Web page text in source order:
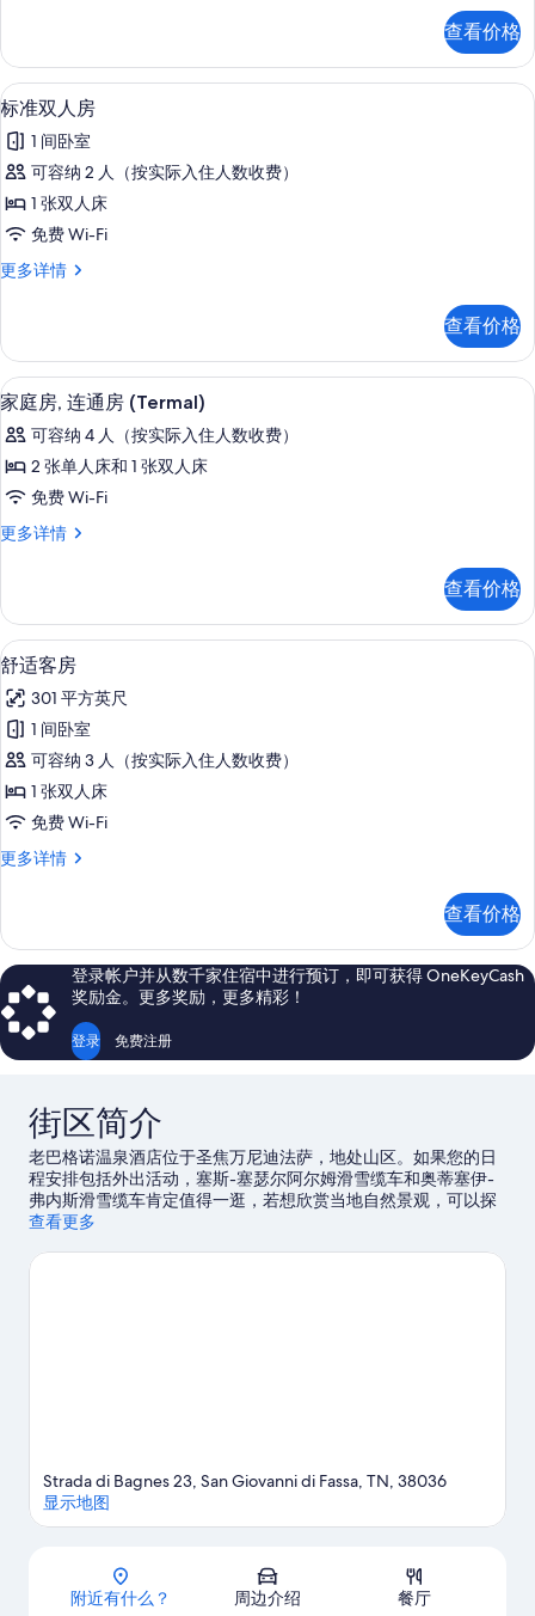
有
照
片
多
信
息
查看价格
显
示
标
准
双
房
所
有
照
片
标准双人房 | 意大利 Frette 床单、羽
3
标准双人房
1 间卧室
可容纳 2 人（按实际入住人数收费）
1 张双人床
免费 Wi-Fi
更多详情
标
房
更
多
信
息
查看价格
显
示
家
庭
连
房
(Termal)
的
所
有
照
片
家庭房, 连通房 (Termal) | 意大利
5
家庭房, 连通房 (Termal)
可容纳 4 人（按实际入住人数收费）
2 张单人床和 1 张双人床
免费 Wi-Fi
更多详情
家
通
房
(Termal)
多
信
息
查看价格
显
示
舒
适
客
房
所
照
片
舒适客房 | 浴室 | 淋浴/盆浴组合、大
1
舒适客房
301 平方英尺
1 间卧室
可容纳 3 人（按实际入住人数收费）
1 张双人床
免费 Wi-Fi
更多详情
舒
更
多
信
息
查看价格
登录帐户并从数千家住宿中进行预订，即可获得 OneKeyCash
奖励金。更多奖励，更多精彩！
登录 免费注册
街区简介
老巴格诺温泉酒店位于圣焦万尼迪法萨，地处山区。如果您的日
程安排包括外出活动，塞斯-塞瑟尔阿尔姆滑雪缆车和奥蒂塞伊-
弗内斯滑雪缆车肯定值得一逛，若想欣赏当地自然景观，可以探
索道罗迈特斯和Fiemme Valley (菲尔梅瓦利)。卡纳泽伊多劳恩德
索速降和山地骑行，饱览优美的户外风光，或者通过附近的自行
查看更多
地图
Strada di Bagnes 23, San Giovanni di Fassa, TN, 38036
显示地图
附近有什么？ 周边介绍 餐厅